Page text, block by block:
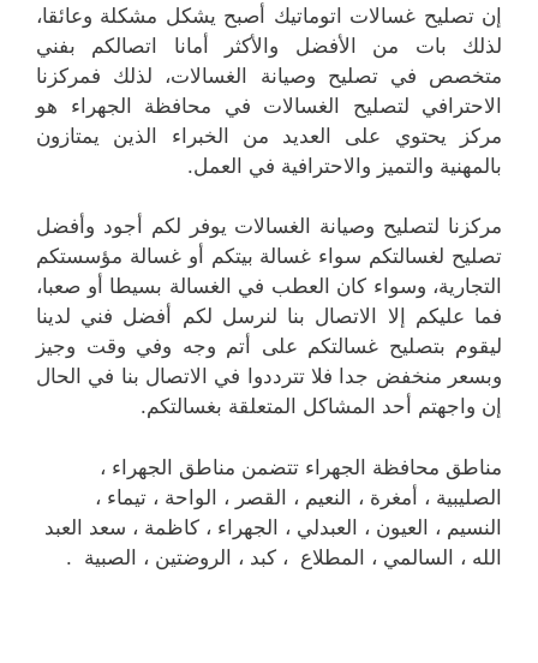
إن تصليح غسالات اتوماتيك أصبح يشكل مشكلة وعائقا،
لذلك بات من الأفضل والأكثر أمانا اتصالكم بفني
متخصص في تصليح وصيانة الغسالات، لذلك فمركزنا
الاحترافي لتصليح الغسالات في محافظة الجهراء هو
مركز يحتوي على العديد من الخبراء الذين يمتازون
بالمهنية والتميز والاحترافية في العمل.
مركزنا لتصليح وصيانة الغسالات يوفر لكم أجود وأفضل
تصليح لغسالتكم سواء غسالة بيتكم أو غسالة مؤسستكم
التجارية، وسواء كان العطب في الغسالة بسيطا أو صعبا،
فما عليكم إلا الاتصال بنا لنرسل لكم أفضل فني لدينا
ليقوم بتصليح غسالتكم على أتم وجه وفي وقت وجيز
وبسعر منخفض جدا فلا تترددوا في الاتصال بنا في الحال
إن واجهتم أحد المشاكل المتعلقة بغسالتكم.
مناطق محافظة الجهراء تتضمن مناطق الجهراء ،
الصليبية ، أمغرة ، النعيم ، القصر ، الواحة ، تيماء ،
النسيم ، العيون ، العبدلي ، الجهراء ، كاظمة ، سعد العبد
الله ، السالمي ، المطلاع ، كبد ، الروضتين ، الصبية .